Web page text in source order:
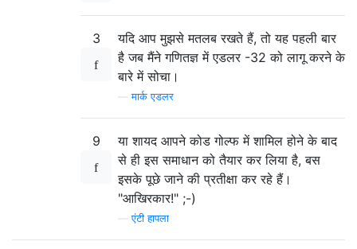
3
यदि आप मुझसे मतलब रखते हैं, तो यह पहली बार
है जब मैंने गणितज्ञ में एडलर -32 को लागू करने के
बारे में सोचा।
—मार्क एडलर
9
या शायद आपने कोड गोल्फ में शामिल होने के बाद
से ही इस समाधान को तैयार कर लिया है, बस
इसके पूछे जाने की प्रतीक्षा कर रहे हैं।
"आखिरकार!" ;-)
—एंटी हापला